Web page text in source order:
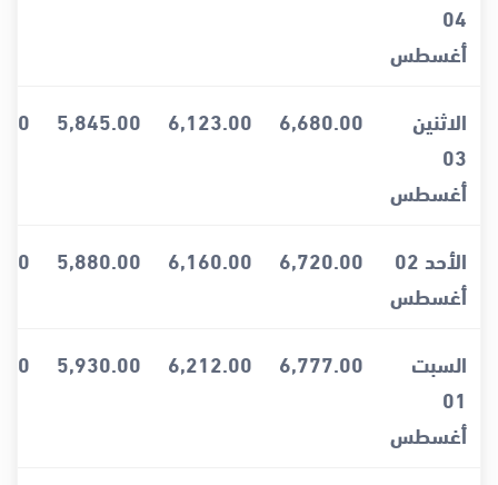
04
أغسطس
الاثنين
03
أغسطس
6,680.00
6,123.00
5,845.00
الأحد 02
أغسطس
6,720.00
6,160.00
5,880.00
السبت
01
أغسطس
6,777.00
6,212.00
5,930.00